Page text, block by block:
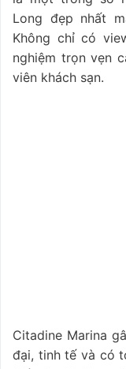
Long đẹp nhất
Không chỉ có
nghiệm trọn vẹn
viên khách sạn.
Citadine Marina
đại, tinh tế và có